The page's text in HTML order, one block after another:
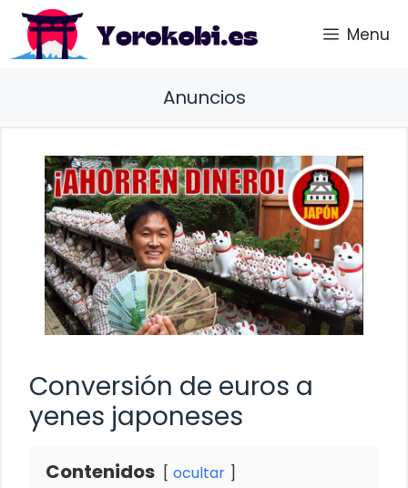
Saltar
contenido
Menu
Anuncios
Conversión de euros a
yenes japoneses
Contenidos ocultar